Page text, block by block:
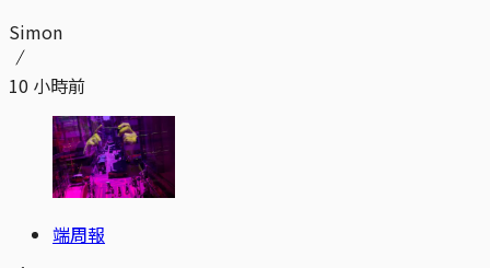
Simon
10 小時前
端周報